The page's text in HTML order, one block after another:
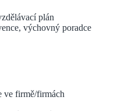
plán
výchovný poradce
ve firmě/firmách